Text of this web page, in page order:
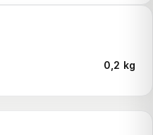
0,2 kg